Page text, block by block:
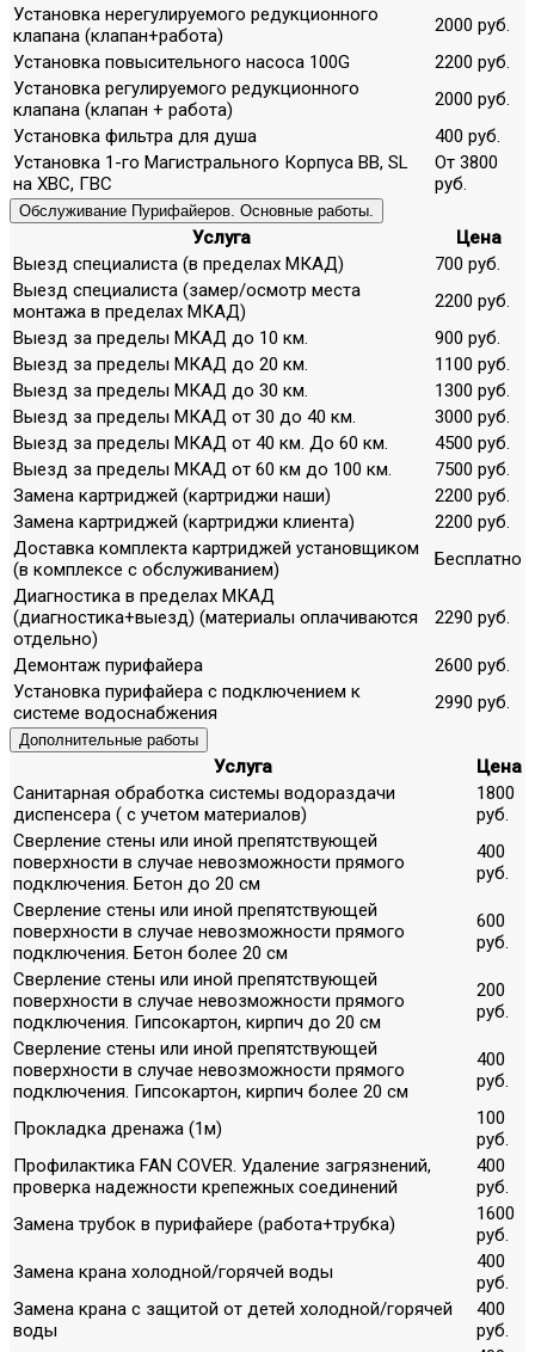
Установка нерегулируемого редукционного
клапана (клапан+работа)
2000 руб.
Установка повысительного насоса 100G
2200 руб.
Установка регулируемого редукционного
клапана (клапан + работа)
2000 руб.
Установка фильтра для душа
400 руб.
Установка 1-го Магистрального Корпуса ВВ, SL
на ХВС, ГВС
От 3800
руб.
Обслуживание Пурифайеров. Основные работы.
Услуга
Цена
Выезд специалиста (в пределах МКАД)
700 руб.
Выезд специалиста (замер/осмотр места
монтажа в пределах МКАД)
2200 руб.
Выезд за пределы МКАД до 10 км.
900 руб.
Выезд за пределы МКАД до 20 км.
1100 руб.
Выезд за пределы МКАД до 30 км.
1300 руб.
Выезд за пределы МКАД от 30 до 40 км.
3000 руб.
Выезд за пределы МКАД от 40 км. До 60 км.
4500 руб.
Выезд за пределы МКАД от 60 км до 100 км.
7500 руб.
Замена картриджей (картриджи наши)
2200 руб.
Замена картриджей (картриджи клиента)
2200 руб.
Доставка комплекта картриджей установщиком
(в комплексе с обслуживанием)
Бесплатно
Диагностика в пределах МКАД
(диагностика+выезд) (материалы оплачиваются
отдельно)
2290 руб.
Демонтаж пурифайера
2600 руб.
Установка пурифайера с подключением к
системе водоснабжения
2990 руб.
Дополнительные работы
Услуга
Цена
Санитарная обработка системы водораздачи
диспенсера ( с учетом материалов)
1800
руб.
Сверление стены или иной препятствующей
поверхности в случае невозможности прямого
подключения. Бетон до 20 см
400
руб.
Сверление стены или иной препятствующей
поверхности в случае невозможности прямого
подключения. Бетон более 20 см
600
руб.
Сверление стены или иной препятствующей
поверхности в случае невозможности прямого
подключения. Гипсокартон, кирпич до 20 см
200
руб.
Сверление стены или иной препятствующей
поверхности в случае невозможности прямого
подключения. Гипсокартон, кирпич более 20 см
400
руб.
Прокладка дренажа (1м)
100
руб.
Профилактика FAN COVER. Удаление загрязнений,
проверка надежности крепежных соединений
400
руб.
Замена трубок в пурифайере (работа+трубка)
1600
руб.
Замена крана холодной/горячей воды
400
руб.
Замена крана с защитой от детей холодной/горячей
воды
400
руб.